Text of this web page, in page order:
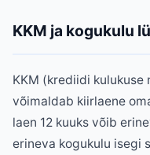
KKM ja kogukulu
KKM (krediidi kulukuse
võimaldab kiirlaene
laen 12 kuuks võib
erineva kogukulu isegi